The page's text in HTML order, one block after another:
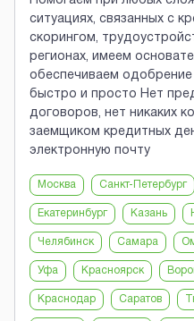
ситуациях, связанных с
скорингом,
регионах, имеем
обеспечиваем
быстро и просто Нет
договоров, нет никаких
заемщиком кредитных
электронную почту
Москва Санкт-Петербург
Екатеринбург Казань
Челябинск Самара
Уфа Красноярск
Краснодар Саратов